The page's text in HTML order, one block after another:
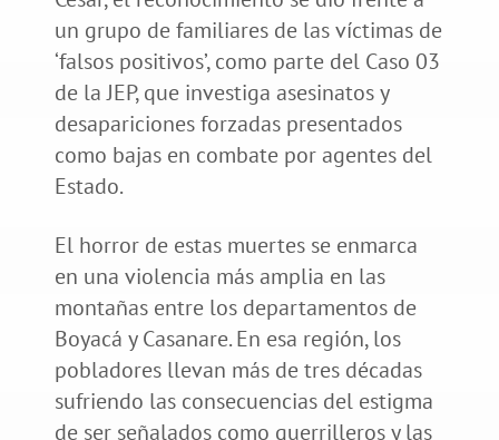
un grupo de familiares de las víctimas de
‘falsos positivos’, como parte del Caso 03
de la JEP, que investiga asesinatos y
desapariciones forzadas presentados
como bajas en combate por agentes del
Estado.
El horror de estas muertes se enmarca
en una violencia más amplia en las
montañas entre los departamentos de
Boyacá y Casanare. En esa región, los
pobladores llevan más de tres décadas
sufriendo las consecuencias del estigma
de ser señalados como guerrilleros y las